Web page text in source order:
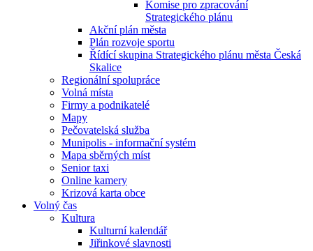
Komise pro zpracování
Strategického plánu
Akční plán města
Plán rozvoje sportu
Řídící skupina Strategického plánu města Česká
Skalice
Regionální spolupráce
Volná místa
Firmy a podnikatelé
Mapy
Pečovatelská služba
Munipolis - informační systém
Mapa sběrných míst
Senior taxi
Online kamery
Krizová karta obce
Volný čas
Kultura
Kulturní kalendář
Jiřinkové slavnosti